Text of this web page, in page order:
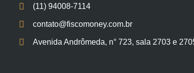
(11) 94008-7114
contato@fiscomoney.com.br
Avenida Andrômeda, n° 723, sala 2703 e